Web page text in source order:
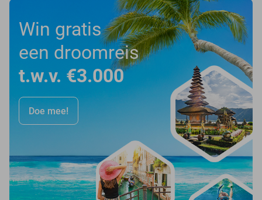
Win gratis
een droomreis
t.w.v. €3.000
Doe mee!